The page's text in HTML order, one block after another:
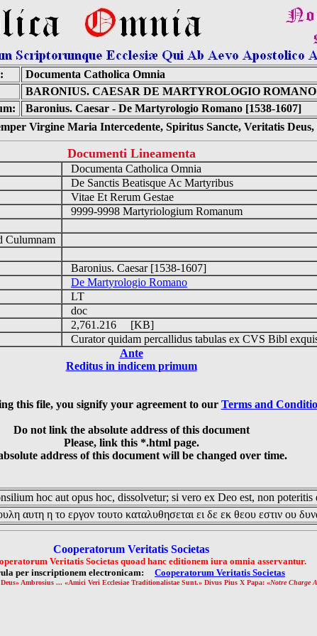
Documenta Catholica Omnia
BARONIUS. CAESAR DE MARTYROLOGIO ROMANO
Baronius. Caesar - De Martyrologio Romano [1538-1607]
Virgine Maria Intercedente, Spiritus Sancte, Veritatis
Documenti Lineamenta
Documenta Catholica Omnia
De Sanctis Beatisque Ac Martyribus
Vitae Et Rerum Gestae
9999-9998 Martyriologium Romanum
Culumnam
Baronius. Caesar [1538-1607]
De Martyrologio Romano
LT
doc
2,761.216 [KB]
Curator quidam percallidus tabulas ex CVS Bibl
Ante
Reditus in indicem primum
this file, you signify your agreement to our Terms and
Do not link the absolute address of this document
Please, link this *.html page.
address of this document will be changed over time.
hoc aut opus hoc, dissolvetur; si vero ex Deo est, non poteritis
αυτη η το εργον τουτο καταλυθησεται ει δε εκ θεου εστιν ου
Cooperatorum Veritatis Societas
Veritatis Societas quoad hanc editionem iura omnia asservantur.
per inscriptionem electronicam: Cooperatorum Veritatis Societas
Ambrosius ... «Amici Veri Ecclesiae Traditionalistae Sunt.» Divus Pius X Papa: «Notre Charge